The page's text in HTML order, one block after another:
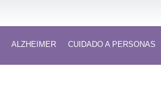
ALZHEIMER CUIDADO A PERSONAS